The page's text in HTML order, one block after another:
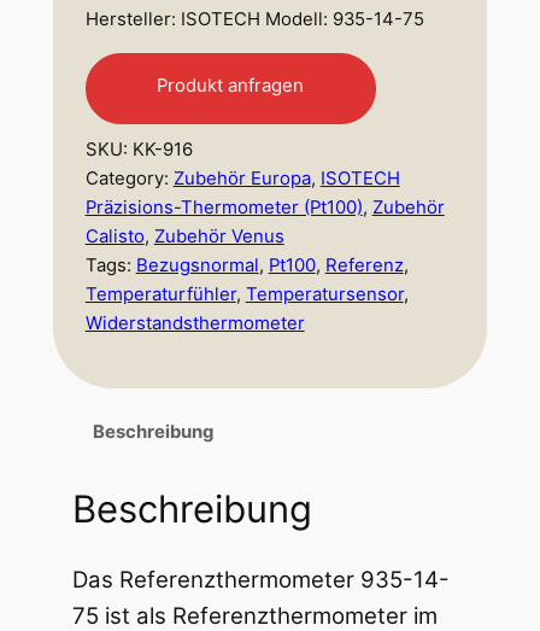
Hersteller: ISOTECH Modell: 935-14-75
Produkt anfragen
SKU: KK-916
Category: Zubehör Europa, ISOTECH
Präzisions-Thermometer (Pt100), Zubehör
Calisto, Zubehör Venus
Tags: Bezugsnormal, Pt100, Referenz
Temperaturfühler, Temperatursensor
Widerstandsthermometer
Beschreibung
Beschreibung
Das Referenzthermometer 935-14-
75 ist als Referenzthermometer im